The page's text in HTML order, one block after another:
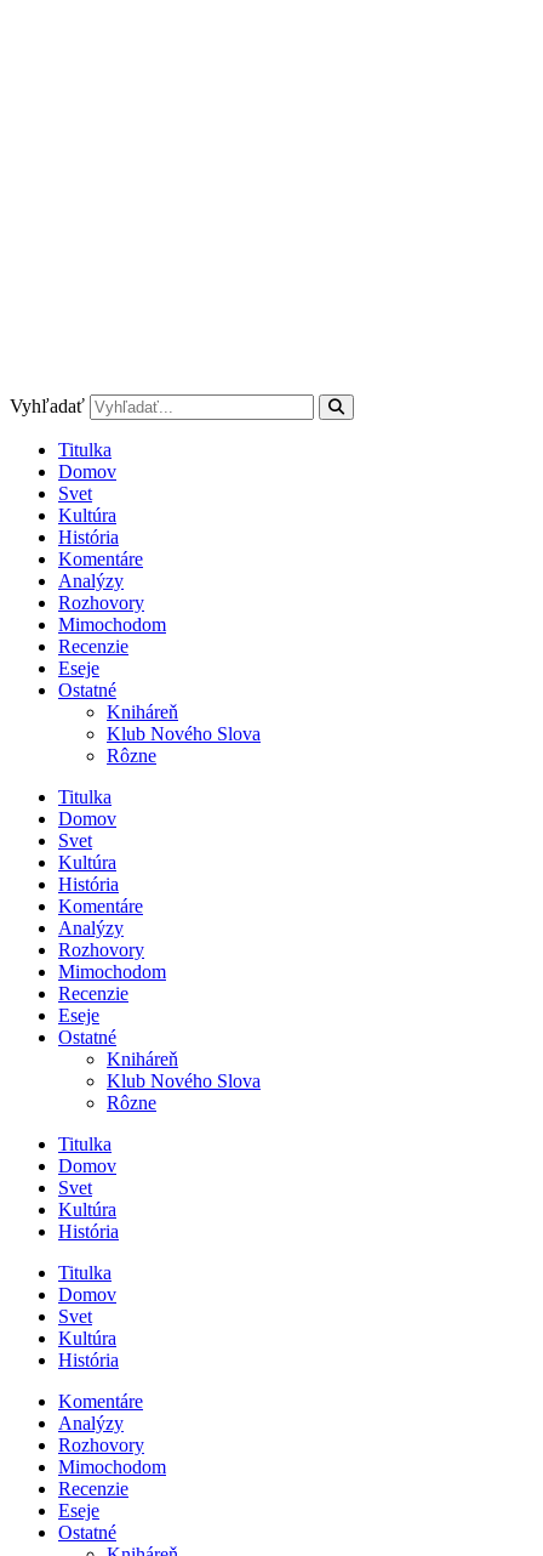
Vyhľadať
Titulka
Domov
Svet
Kultúra
História
Komentáre
Analýzy
Rozhovory
Mimochodom
Recenzie
Eseje
Ostatné
Kniháreň
Klub Nového Slova
Rôzne
Titulka
Domov
Svet
Kultúra
História
Komentáre
Analýzy
Rozhovory
Mimochodom
Recenzie
Eseje
Ostatné
Kniháreň
Klub Nového Slova
Rôzne
Titulka
Domov
Svet
Kultúra
História
Titulka
Domov
Svet
Kultúra
História
Komentáre
Analýzy
Rozhovory
Mimochodom
Recenzie
Eseje
Ostatné